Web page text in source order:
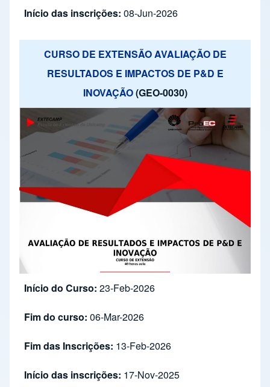
Início das inscrições: 08-Jun-2026
CURSO DE EXTENSÃO AVALIAÇÃO DE
RESULTADOS E IMPACTOS DE P&D E
INOVAÇÃO(GEO-0030)
Início do Curso: 23-Feb-2026
Fim do curso: 06-Mar-2026
Fim das Inscrições: 13-Feb-2026
Início das inscrições: 17-Nov-2025